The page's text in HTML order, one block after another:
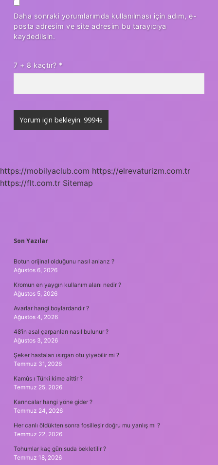
Daha sonraki yorumlarımda kullanılması için adım, e-
posta adresim ve site adresim bu tarayıcıya
kaydedilsin.
7 + 8 kaçtır? *
https://mobilyaclub.com https://elrevaturizm.com.tr
https://flt.com.tr Sitemap
SIDEBAR
Son Yazılar
Botun orijinal olduğunu nasıl anlarız ?
Ağustos 6, 2026
Kromun en yaygın kullanım alanı nedir ?
Ağustos 5, 2026
Avarlar hangi boylardandır ?
Ağustos 4, 2026
48’in asal çarpanları nasıl bulunur ?
Ağustos 3, 2026
Şeker hastaları ısırgan otu yiyebilir mi ?
Temmuz 31, 2026
Kamûs ı Türki kime aittir ?
Temmuz 25, 2026
Karıncalar hangi yöne gider ?
Temmuz 24, 2026
Her canlı öldükten sonra fosilleşir doğru mu yanlış mı ?
Temmuz 22, 2026
Tohumlar kaç gün suda bekletilir ?
Temmuz 18, 2026